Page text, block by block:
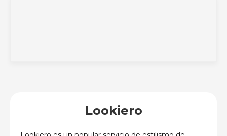
Lookiero